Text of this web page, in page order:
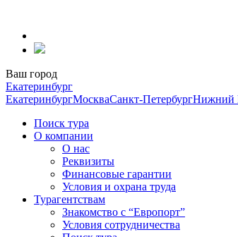
содержанию
Ваш город
Екатеринбург
ЕкатеринбургМоскваСанкт-ПетербургНижний
Поиск тура
О компании
О нас
Реквизиты
Финансовые гарантии
Условия и охрана труда
Турагентствам
Знакомство с “Европорт”
Условия сотрудничества